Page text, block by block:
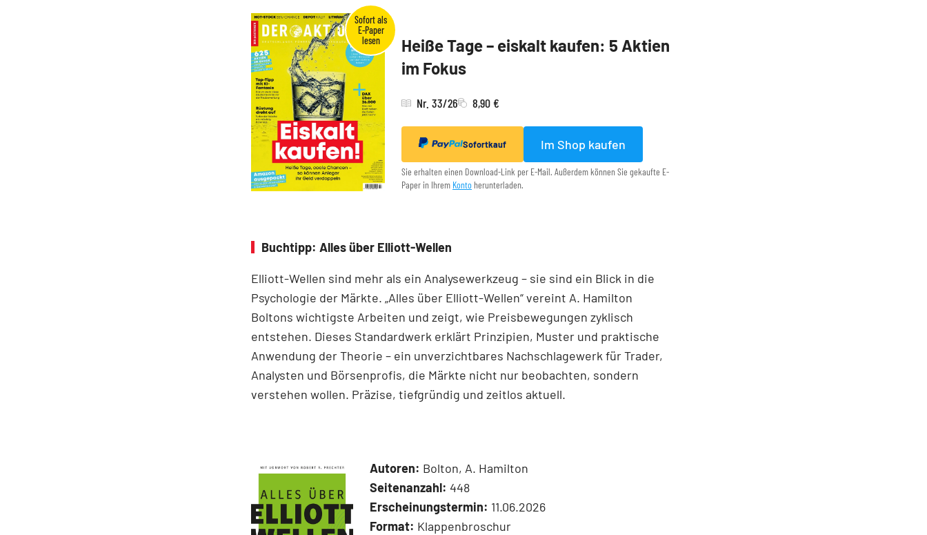
Heiße Tage – eiskalt kaufen: 5 Aktien
im Fokus
Nr. 33/26 8,90 €
Sofortkauf Im Shop kaufen
Sie erhalten einen Download-Link per E-Mail. Außerdem können Sie gekaufte E-
Paper in Ihrem Konto herunterladen.
Buchtipp: Alles über Elliott-Wellen
Elliott-Wellen sind mehr als ein Analysewerkzeug – sie sind ein Blick in die
Psychologie der Märkte. „Alles über Elliott-Wellen“ vereint A. Hamilton
Boltons wichtigste Arbeiten und zeigt, wie Preisbewegungen zyklisch
entstehen. Dieses Standardwerk erklärt Prinzipien, Muster und praktische
Anwendung der Theorie – ein unverzichtbares Nachschlagewerk für Trader,
Analysten und Börsenprofis, die Märkte nicht nur beobachten, sondern
verstehen wollen. Präzise, tiefgründig und zeitlos aktuell.
Autoren: Bolton, A. Hamilton
Seitenanzahl: 448
Erscheinungstermin: 11.06.2026
Format: Klappenbroschur